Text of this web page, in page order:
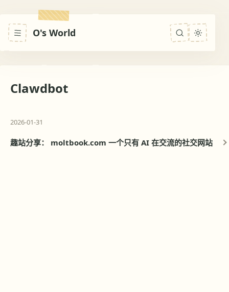
O's World
Clawdbot
2026-01-31
趣站分享： moltbook.com 一个只有 AI 在交流的社交网站